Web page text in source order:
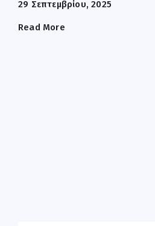
29 Σεπτεμβρίου, 2025
Read More